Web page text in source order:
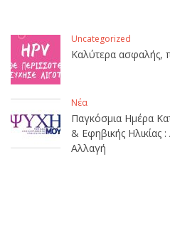
Uncategorized
Καλύτερα ασφαλής,
Νέα
Παγκόσμια Ημέρα
& Εφηβικής
Αλλαγή